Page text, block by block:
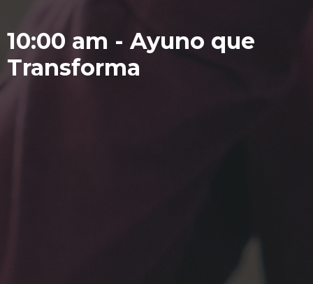
10:00 am - Ayuno que
Transforma